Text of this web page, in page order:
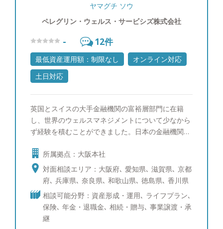
ヤマグチ ソウ
ペレグリン・ウェルス・サービシズ株式会社
- 12件
最低資産運用額：制限なし
オンライン対応
土日対応
英国とスイスの大手金融機関の富裕層部門に在籍
し、世界のウェルスマネジメントについて少なから
ず経験を積むことができました。日本の金融機関の
産全体のバランスや配分の管理に注力し、お客様と
の長期的な信頼関係を前提とするスタイルを学ぶこ
とができたことは大きな財産です。また、2010年
日本証券アナリスト協会検定会員資格、2011年に
は国際公認投資アナリスト資格を取得し、理論と経
験に基づいた運用担当者目線でご相談をお受けする
ことができます。商品は資産運用を行う手段であ
所属拠点：大阪本社
対面相談エリア：大阪府､ 愛知県､ 滋賀県､ 京都
府､ 兵庫県､ 奈良県､ 和歌山県､ 徳島県､ 香川県
相談可能分野：資産形成・運用､ ライフプラン､
保険､ 年金・退職金､ 相続・贈与､ 事業譲渡・承
継